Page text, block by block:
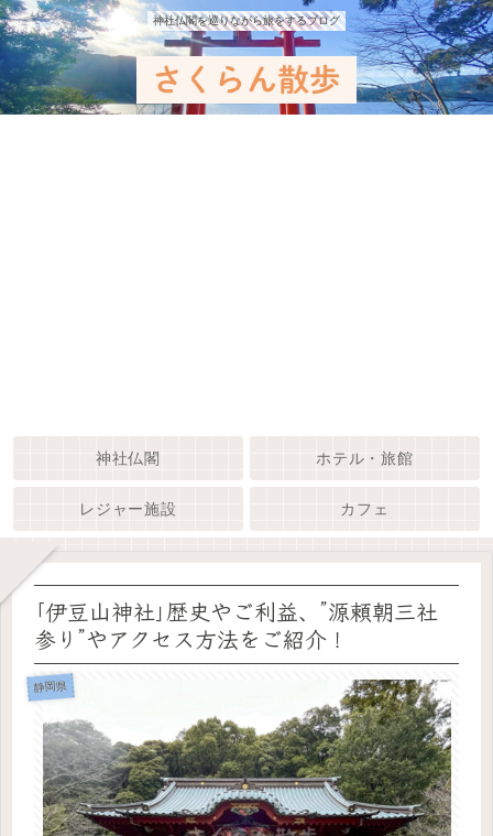
神社仏閣を巡りながら旅をするブログ
神社仏閣 ホテル・旅館
レジャー施設 カフェ
｢伊豆山神社｣歴史やご利益、”源頼朝三社
参り”やアクセス方法をご紹介！
静岡県